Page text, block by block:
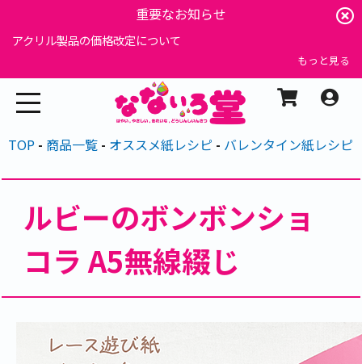
重要なお知らせ
アクリル製品の価格改定について
もっと見る
TOP 商品一覧 オススメ紙レシピ バレンタイン紙レシピ
ルビーのボンボンショ
コラ A5無線綴じ